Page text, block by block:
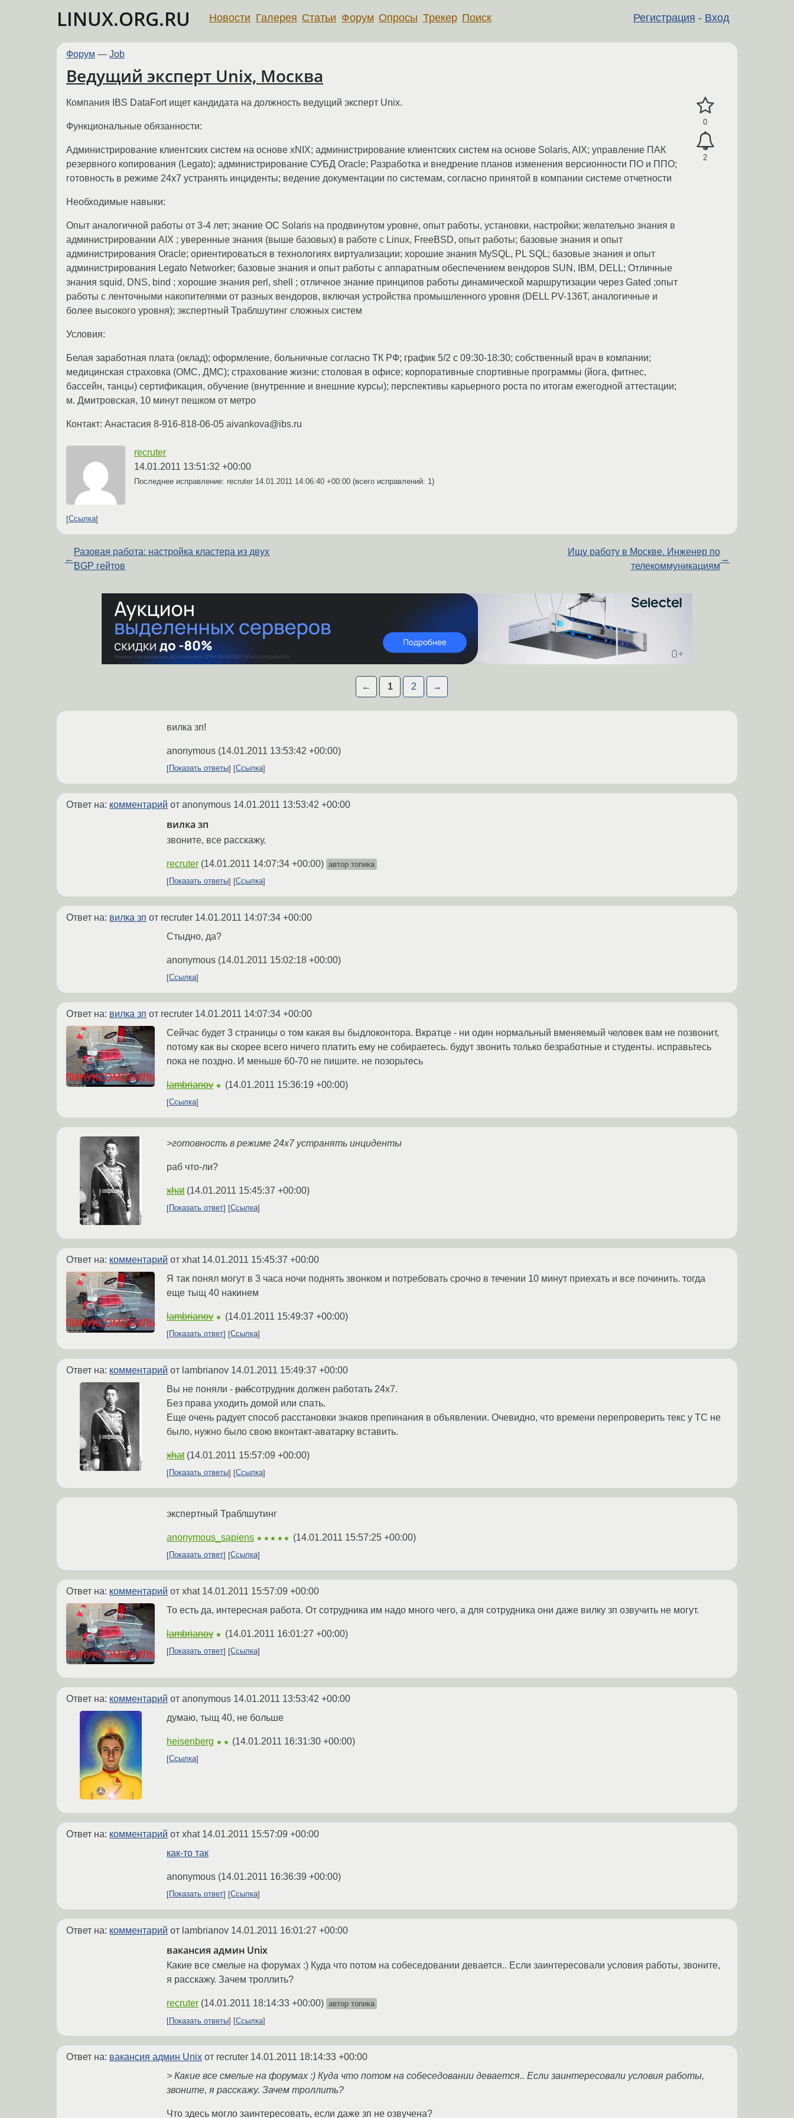
LINUX.ORG.RU Регистрация - Вход
Новости Галерея Статьи Форум Опросы Трекер Поиск
Форум — Job
Ведущий эксперт Unix, Москва
0
2
Компания IBS DataFort ищет кандидата на должность ведущий эксперт Unix.
Функциональные обязанности:
Администрирование клиентских систем на основе xNIX; администрирование клиентских систем на основе Solaris, AIX; управление ПАК
резервного копирования (Legato); администрирование СУБД Oracle; Разработка и внедрение планов изменения версионности ПО и ППО;
готовность в режиме 24х7 устранять инциденты; ведение документации по системам, согласно принятой в компании системе отчетности
Необходимые навыки:
Опыт аналогичной работы от 3-4 лет; знание ОС Solaris на продвинутом уровне, опыт работы, установки, настройки; желательно знания в
администрировании AIX ; уверенные знания (выше базовых) в работе с Linux, FreeBSD, опыт работы; базовые знания и опыт
администрирования Oracle; ориентироваться в технологиях виртуализации; хорошие знания MySQL, PL SQL; базовые знания и опыт
администрирования Legato Networker; базовые знания и опыт работы с аппаратным обеспечением вендоров SUN, IBM, DELL; Отличные
знания squid, DNS, bind ; хорошие знания perl, shell ; отличное знание принципов работы динамической маршрутизации через Gated ;опыт
работы с ленточными накопителями от разных вендоров, включая устройства промышленного уровня (DELL PV-136T, аналогичные и
более высокого уровня); экспертный Траблшутинг сложных систем
Условия:
Белая заработная плата (оклад); оформление, больничные согласно ТК РФ; график 5/2 с 09:30-18:30; собственный врач в компании;
медицинская страховка (ОМС, ДМС); страхование жизни; столовая в офисе; корпоративные спортивные программы (йога, фитнес,
бассейн, танцы) сертификация, обучение (внутренние и внешние курсы); перспективы карьерного роста по итогам ежегодной аттестации;
м. Дмитровская, 10 минут пешком от метро
Контакт: Анастасия 8-916-818-06-05 aivankova@ibs.ru
recruter
14.01.2011 13:51:32 +00:00
Последнее исправление: recruter 14.01.2011 14:06:40 +00:00 (всего исправлений: 1)
Ссылка
←
Разовая работа: настройка кластера из двух
BGP гейтов
Ищу работу в Москве. Инженер по
телекоммуникациям
→
← 1 2 →
вилка зп!
anonymous (14.01.2011 13:53:42 +00:00)
Показать ответы Ссылка
Ответ на: комментарий от anonymous 14.01.2011 13:53:42 +00:00
вилка зп
звоните, все расскажу.
recruter (14.01.2011 14:07:34 +00:00) автор топика
Показать ответы
Ссылка
Ответ на: вилка зп от recruter 14.01.2011 14:07:34 +00:00
Стыдно, да?
anonymous (14.01.2011 15:02:18 +00:00)
Ссылка
Ответ на: вилка зп от recruter 14.01.2011 14:07:34 +00:00
Сейчас будет 3 страницы о том какая вы быдлоконтора. Вкратце - ни один нормальный вменяемый человек вам не позвонит,
потому как вы скорее всего ничего платить ему не собираетесь. будут звонить только безработные и студенты. исправьтесь
пока не поздно. И меньше 60-70 не пишите. не позорьтесь
lambrianov ★ (14.01.2011 15:36:19 +00:00)
Ссылка
>готовность в режиме 24х7 устранять инциденты
раб что-ли?
xhat (14.01.2011 15:45:37 +00:00)
Показать ответ Ссылка
Ответ на: комментарий от xhat 14.01.2011 15:45:37 +00:00
Я так понял могут в 3 часа ночи поднять звонком и потребовать срочно в течении 10 минут приехать и все починить. тогда
еще тыщ 40 накинем
lambrianov ★ (14.01.2011 15:49:37 +00:00)
Показать ответ Ссылка
Ответ на: комментарий от lambrianov 14.01.2011 15:49:37 +00:00
Вы не поняли - рабсотрудник должен работать 24x7.
Без права уходить домой или спать.
Еще очень радует способ расстановки знаков препинания в объявлении. Очевидно, что времени перепроверить текс у ТС не
было, нужно было свою вконтакт-аватарку вставить.
xhat (14.01.2011 15:57:09 +00:00)
Показать ответы Ссылка
экспертный Траблшутинг
anonymous_sapiens ★★★★★ (14.01.2011 15:57:25 +00:00)
Показать ответ Ссылка
Ответ на: комментарий от xhat 14.01.2011 15:57:09 +00:00
То есть да, интересная работа. От сотрудника им надо много чего, а для сотрудника они даже вилку зп озвучить не могут.
lambrianov ★ (14.01.2011 16:01:27 +00:00)
Показать ответ Ссылка
Ответ на: комментарий от anonymous 14.01.2011 13:53:42 +00:00
думаю, тыщ 40, не больше
heisenberg ★★ (14.01.2011 16:31:30 +00:00)
Ссылка
Ответ на: комментарий от xhat 14.01.2011 15:57:09 +00:00
как-то так
anonymous (14.01.2011 16:36:39 +00:00)
Показать ответ Ссылка
Ответ на: комментарий от lambrianov 14.01.2011 16:01:27 +00:00
вакансия админ Unix
Какие все смелые на форумах :) Куда что потом на собеседовании девается.. Если заинтересовали условия работы, звоните,
я расскажу. Зачем троллить?
recruter (14.01.2011 18:14:33 +00:00) автор топика
Показать ответы
Ссылка
Ответ на: вакансия админ Unix от recruter 14.01.2011 18:14:33 +00:00
> Какие все смелые на форумах :) Куда что потом на собеседовании девается.. Если заинтересовали условия работы,
звоните, я расскажу. Зачем троллить?
Что здесь могло заинтересовать, если даже зп не озвучена?